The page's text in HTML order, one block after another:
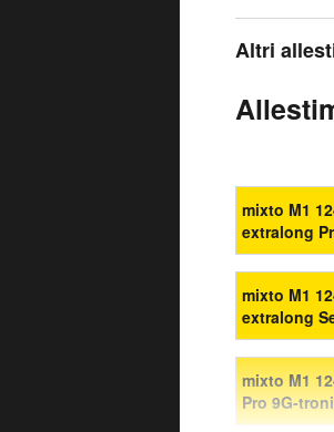
Altri
mixto M1
extralong
mixto M1
extralong
mixto M1
Pro 9G-